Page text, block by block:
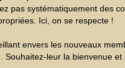
pas systématiquement des
Ici, on se respecte !
envers les nouveaux
Souhaitez-leur la bienvenue et